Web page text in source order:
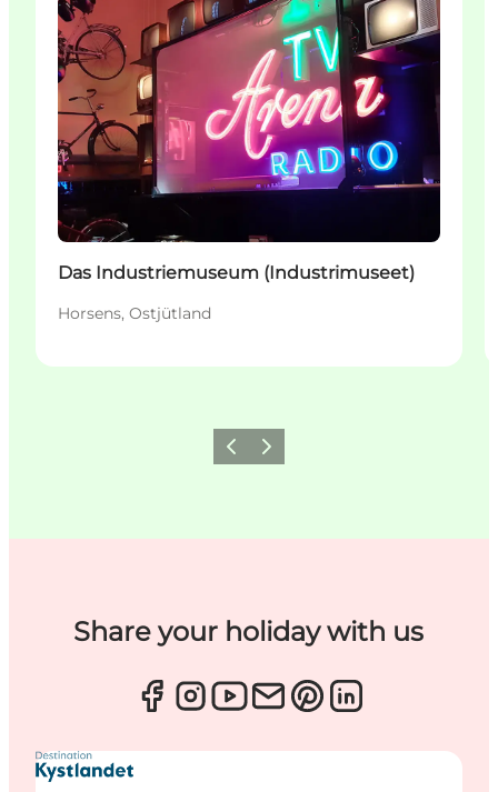
Das Industriemuseum (Industrimuseet)
Horsens, Ostjütland
ZurückWeiter
Share your holiday with us